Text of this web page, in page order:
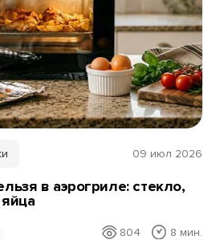
09 июл 2026
в аэрогриле: стекло,
804 8 мин.